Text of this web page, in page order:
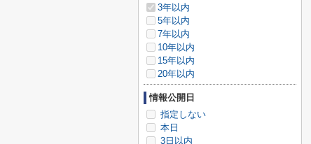
3年以内
5年以内
7年以内
10年以内
15年以内
20年以内
情報公開日
指定しない
本日
3日以内